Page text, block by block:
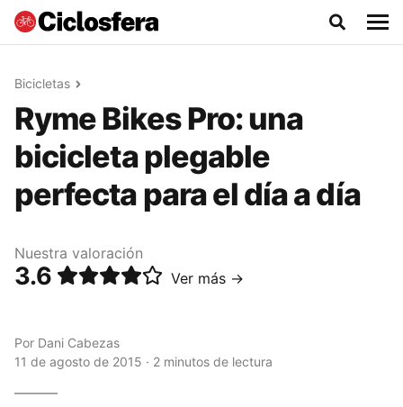
Bicicletas
Ryme Bikes Pro: una
bicicleta plegable
perfecta para el día a día
Nuestra valoración
3.6 Ver más →
Por Dani Cabezas
11 de agosto de 2015 · 2 minutos de lectura